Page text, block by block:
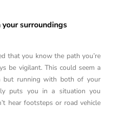
surroundings
that you know the path you’re
be vigilant. This could seem a
but running with both of your
puts you in a situation you
hear footsteps or road vehicle